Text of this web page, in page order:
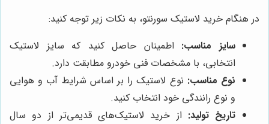
در هنگام خرید لاستیک سورنتو، به نکات زیر توجه کنید:
سایز مناسب: اطمینان حاصل کنید که سایز لاستیک
انتخابی، با مشخصات فنی خودرو مطابقت دارد.
نوع مناسب: نوع لاستیک را بر اساس شرایط آب و هوایی
و نوع رانندگی خود انتخاب کنید.
تاریخ تولید: از خرید لاستیک‌های قدیمی‌تر از دو سال